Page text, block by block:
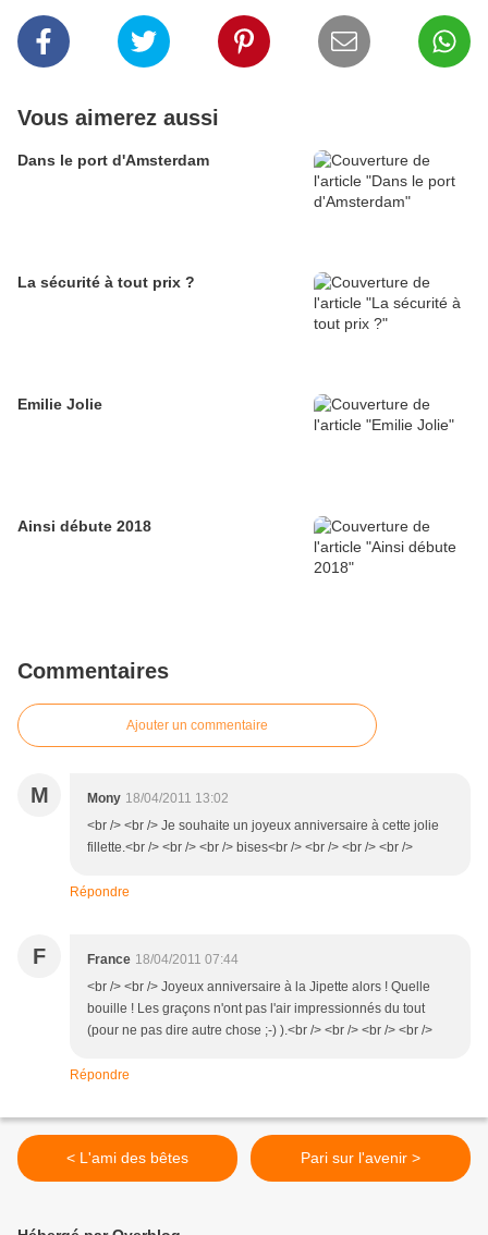
Vous aimerez aussi
Dans le port d'Amsterdam
La sécurité à tout prix ?
Emilie Jolie
Ainsi débute 2018
Commentaires
Ajouter un commentaire
M Mony 18/04/2011 13:02
<br /> <br /> Je souhaite un joyeux anniversaire à cette jolie
fillette.<br /> <br /> <br /> bises<br /> <br /> <br /> <br />
Répondre
F France 18/04/2011 07:44
<br /> <br /> Joyeux anniversaire à la Jipette alors ! Quelle
bouille ! Les graçons n'ont pas l'air impressionnés du tout
(pour ne pas dire autre chose ;-) ).<br /> <br /> <br /> <br />
Répondre
< L'ami des bêtes Pari sur l'avenir >